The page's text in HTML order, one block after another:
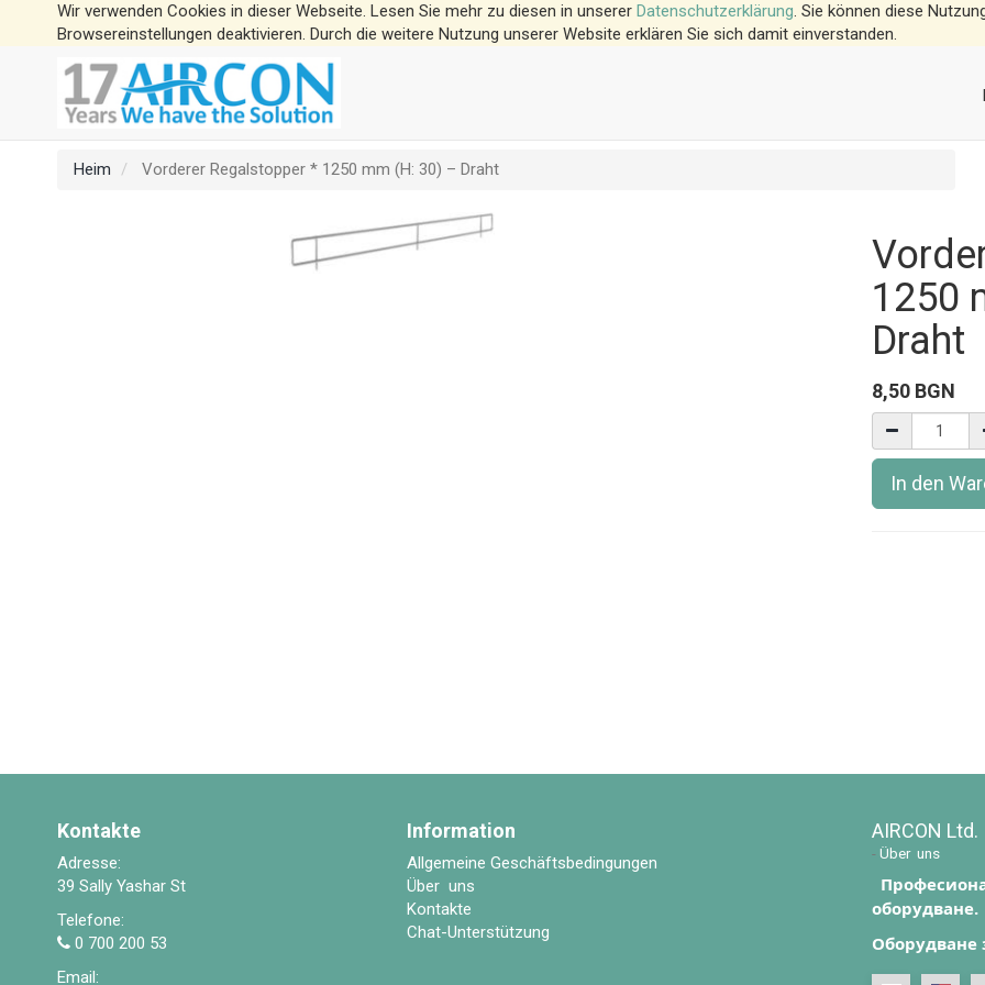
Wir verwenden Cookies in dieser Webseite. Lesen Sie mehr zu diesen in unserer Datenschutzerklärung. Sie können diese
Browsereinstellungen deaktivieren. Durch die weitere Nutzung unserer Website erklären Sie sich damit einverstanden.
Heim Vorderer Regalstopper * 1250 mm (H: 30) – Draht
1250
Draht
8,50BGN
In den
Kontakte
Adresse:
39 Sally Yashar St
Telefone:
0 700 200 53
Email:
Information
Allgemeine Geschäftsbedingungen
Über uns
Kontakte
Chat-Unterstützung
AIRCON Ltd.
- Über uns
оборудване.
Оборудване